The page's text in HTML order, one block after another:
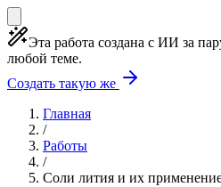
Эта работа создана с ИИ за
любой теме.
Создать такую же
Главная
/
Работы
/
Соли лития и их